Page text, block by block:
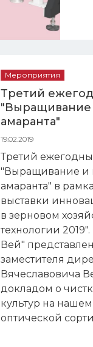
Мероприятия
Третий
"Выращивание
амаранта"
19.02.2019
Третий
"Выращивание и
амаранта" в
выставки
в зерновом
технологии
Вей"
заместителя
Вячеславовича
докладом о
культур на
оптической